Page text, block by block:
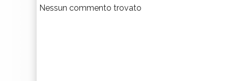
Nessun commento trovato